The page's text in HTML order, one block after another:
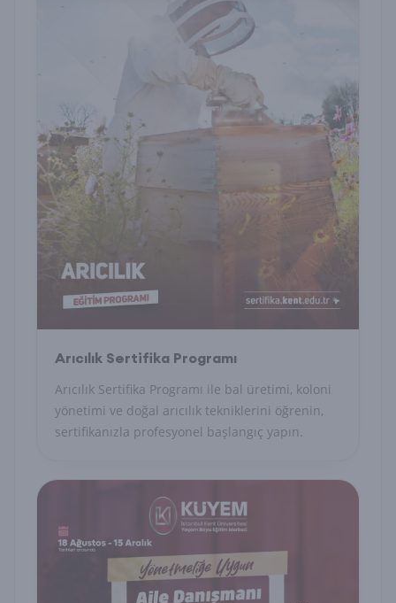
Arıcılık Sertifika Programı
Arıcılık Sertifika Programı ile bal üretimi, koloni
yönetimi ve doğal arıcılık tekniklerini öğrenin,
sertifikanızla profesyonel başlangıç yapın.